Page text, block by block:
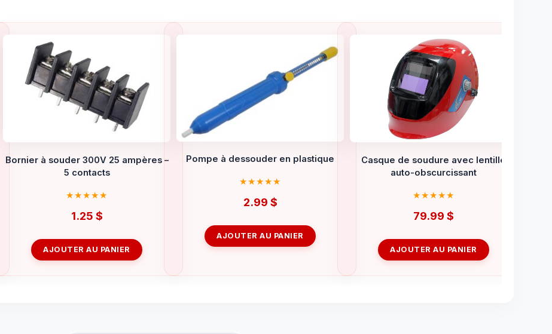
Bornier à souder 300V 25 ampères –
5 contacts
1.25 $
AJOUTER AU PANIER
Pompe à dessouder en plastique
2.99 $
AJOUTER AU PANIER
Casque de soudure avec lentille
auto-obscurcissant
79.99 $
AJOUTER AU PANIER